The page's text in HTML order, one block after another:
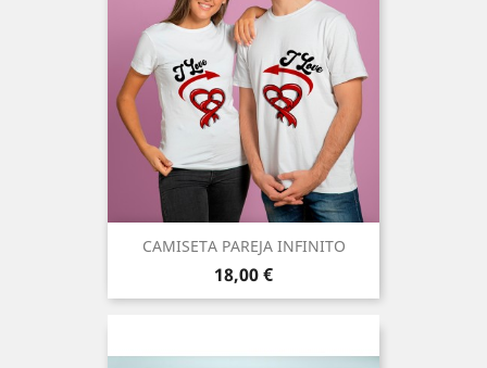
CAMISETA PAREJA INFINITO
Precio
18,00 €